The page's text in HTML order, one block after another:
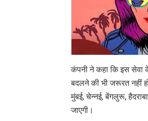
कंपनी ने कहा कि इस सेवा
बदलने की भी जरूरत नहीं
मुंबई, चेन्नई, बेंगलुरू,
जाएगी।